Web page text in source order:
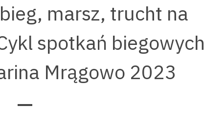
marsz, trucht na
spotkań biegowych
Mrągowo 2023